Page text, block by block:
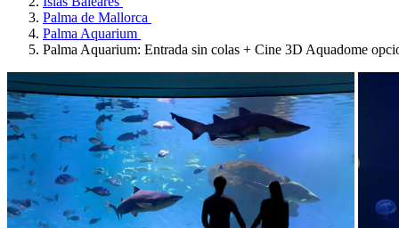
Palma de Mallorca
Palma Aquarium
Palma Aquarium: Entrada sin colas + Cine 3D Aquadome